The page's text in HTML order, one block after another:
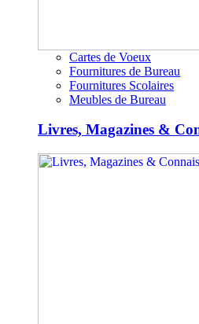
Cartes de Voeux
Fournitures de Bureau
Fournitures Scolaires
Meubles de Bureau
Livres, Magazines &